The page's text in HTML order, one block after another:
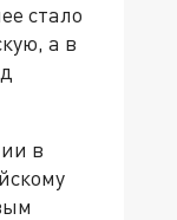
стало
а в
в